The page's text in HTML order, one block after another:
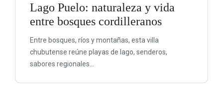
Lago Puelo: naturaleza y vida
entre bosques cordilleranos
Entre bosques, ríos y montañas, esta villa
chubutense reúne playas de lago, senderos,
sabores regionales...